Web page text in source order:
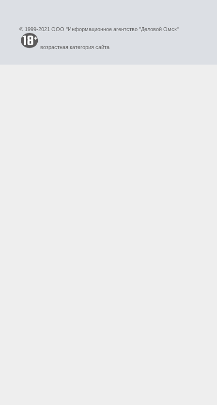
© 1999-2021 ООО "Информационное агентство "Деловой Омск"
возрастная категория сайта